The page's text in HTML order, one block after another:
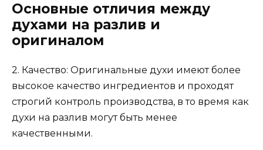
Основные отличия между
духами на разлив и
оригиналом
2. Качество: Оригинальные духи имеют более
высокое качество ингредиентов и проходят
строгий контроль производства, в то время как
духи на разлив могут быть менее
качественными.